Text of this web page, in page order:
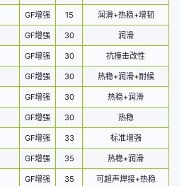
GF增强 15 润滑+热稳+增韧
GF增强 30 润滑
GF增强 30 抗撞击改性
GF增强 30 热稳+润滑+耐候
GF增强 30 热稳+润滑
GF增强 30 热稳
GF增强 33 标准增强
GF增强 35 热稳+润滑
GF增强 35 可超声焊接+热稳